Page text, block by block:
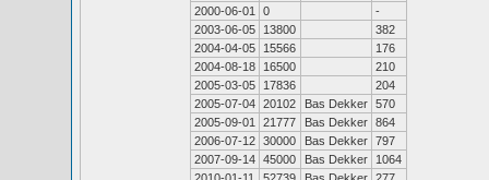
2000-06-01
0
-
2003-06-05
13800
382
2004-04-05
15566
176
2004-08-18
16500
210
2005-03-05
17836
204
2005-07-04 20102 Bas Dekker 570
2005-09-01
21777 Bas Dekker 864
2006-07-12 30000 Bas Dekker 797
2007-09-14 45000 Bas Dekker
1064